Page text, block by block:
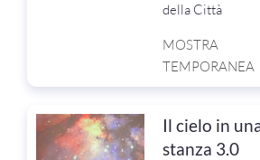
della Città
MOSTRA
TEMPORANEA
Il cielo in
stanza 3.0